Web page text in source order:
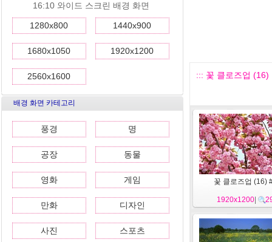
16:10 와이드 스크린 배경 화면
1280x800 1440x900
1680x1050 1920x1200
2560x1600
배경 화면 카테고리
풍경 명
공장 동물
영화 게임
만화 디자인
사진 스포츠
::: 꽃 클로즈업 (16)
꽃 클로즈업 (16)
1920x1200